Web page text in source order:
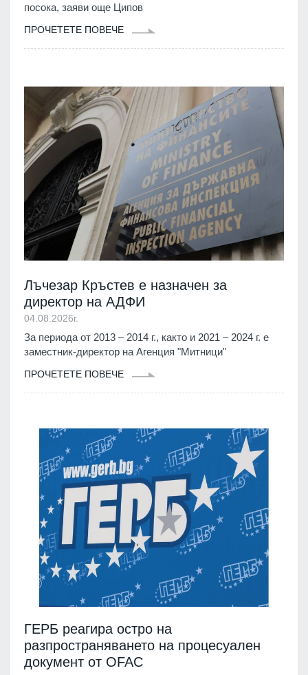
посока, заяви още Ципов
ПРОЧЕТЕТЕ ПОВЕЧЕ
Лъчезар Кръстев е назначен за
директор на АДФИ
04.08.2026г.
За периода от 2013 – 2014 г., както и 2021 – 2024 г. е
заместник-директор на Агенция "Митници"
ПРОЧЕТЕТЕ ПОВЕЧЕ
ГЕРБ реагира остро на
разпространяването на процесуален
документ от OFAC